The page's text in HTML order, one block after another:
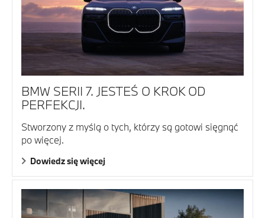
BMW SERII 7. JESTEŚ O KROK OD
PERFEKCJI.
Stworzony z myślą o tych, którzy są gotowi sięgnąć
po więcej.
Dowiedz się więcej